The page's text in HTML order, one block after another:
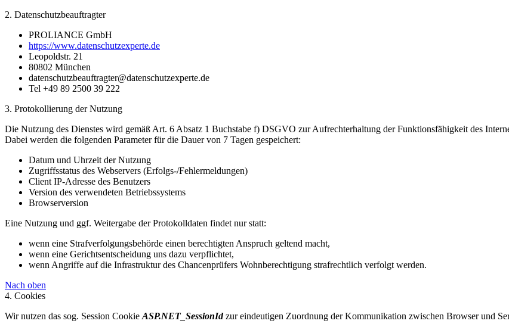
2. Datenschutzbeauftragter
PROLIANCE GmbH
https://www.datenschutzexperte.de
Leopoldstr. 21
80802 München
datenschutzbeauftragter@datenschutzexperte.de
Tel +49 89 2500 39 222
3. Protokollierung der Nutzung
Die Nutzung des Dienstes wird gemäß Art. 6 Absatz 1 Buchstabe f) DSGVO zur Aufrechterhaltung der Funktionsfähigkeit des
Dabei werden die folgenden Parameter für die Dauer von 7 Tagen gespeichert:
Datum und Uhrzeit der Nutzung
Zugriffsstatus des Webservers (Erfolgs-/Fehlermeldungen)
Client IP-Adresse des Benutzers
Version des verwendeten Betriebssystems
Browserversion
Eine Nutzung und ggf. Weitergabe der Protokolldaten findet nur statt:
wenn eine Strafverfolgungsbehörde einen berechtigten Anspruch geltend macht,
wenn eine Gerichtsentscheidung uns dazu verpflichtet,
wenn Angriffe auf die Infrastruktur des Chancenprüfers Wohnberechtigung strafrechtlich verfolgt werden.
Nach oben
4. Cookies
Wir nutzen das sog. Session Cookie ASP.NET_SessionIdzur eindeutigen Zuordnung der Kommunikation zwischen Browser und